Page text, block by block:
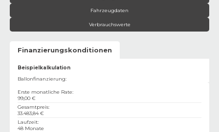
Fahrzeugdaten
Verbrauchswerte
Finanzierungskonditionen
Beispielkalkulation
Ballonfinanzierung:
Erste monatliche Rate:
99,00 €
Gesamtpreis:
33.483,84 €
Laufzeit:
48 Monate